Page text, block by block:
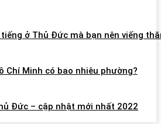
ở Thủ Đức mà bạn nên viếng
Chí Minh có bao nhiêu phường?
Đức – cập nhật mới nhất 2022